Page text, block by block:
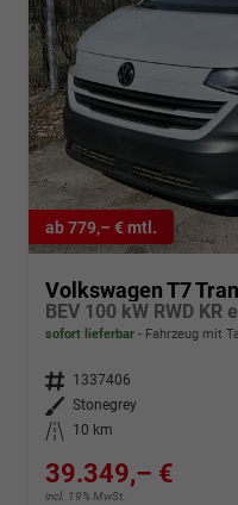
ab 779,– € mtl.
Volkswagen T7
BEV 100 kW RWD KR
sofort lieferbar Fahrzeug mit
Fahrzeugnr. 1337406
Außenfarbe Stonegrey
Kilometerstand
10 km
39.349,– €
incl. 19% MwSt.